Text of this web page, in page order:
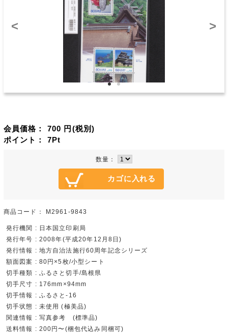
< >
会員価格： 700 円(税別)
ポイント： 7Pt
数量：
商品コード： M2961-9843
発行機関 : 日本国立印刷局
発行年号 : 2008年(平成20年12月8日)
発行情報 : 地方自治法施行60周年記念シリーズ
額面図案 : 80円×5枚/小型シート
切手種類 : ふるさと切手/島根県
切手尺寸 : 176mm×94mm
切手情報 : ふるさと-16
切手状態 : 未使用 (極美品)
関連情報 : 写真参考 (標準品)
送料情報 : 200円〜(梱包代込み同梱可)